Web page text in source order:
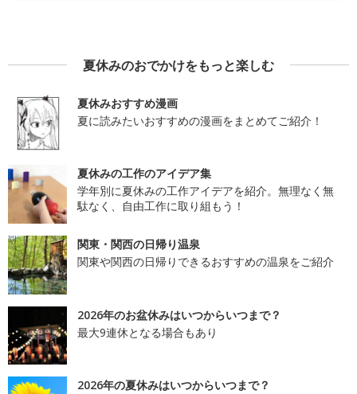
夏休みのおでかけをもっと楽しむ
夏休みおすすめ漫画
夏に読みたいおすすめの漫画をまとめてご紹介！
夏休みの工作のアイデア集
学年別に夏休みの工作アイデアを紹介。無理なく無
駄なく、自由工作に取り組もう！
関東・関西の日帰り温泉
関東や関西の日帰りできるおすすめの温泉をご紹介
2026年のお盆休みはいつからいつまで？
最大9連休となる場合もあり
2026年の夏休みはいつからいつまで？